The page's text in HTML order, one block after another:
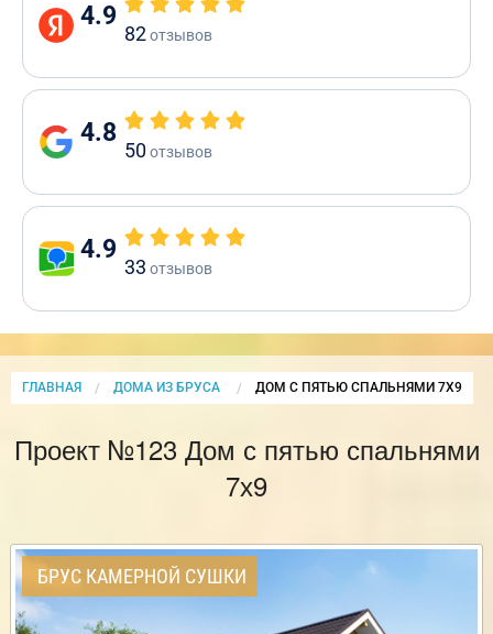
4.9
82отзывов
4.8
50отзывов
4.9
33 отзывов
ГЛАВНАЯ ДОМА ИЗ БРУСА CURRENT:
ДОМ С ПЯТЬЮ СПАЛЬНЯМИ 7Х9
Проект №123 Дом с пятью спальнями
7х9
БРУС КАМЕРНОЙ СУШКИ